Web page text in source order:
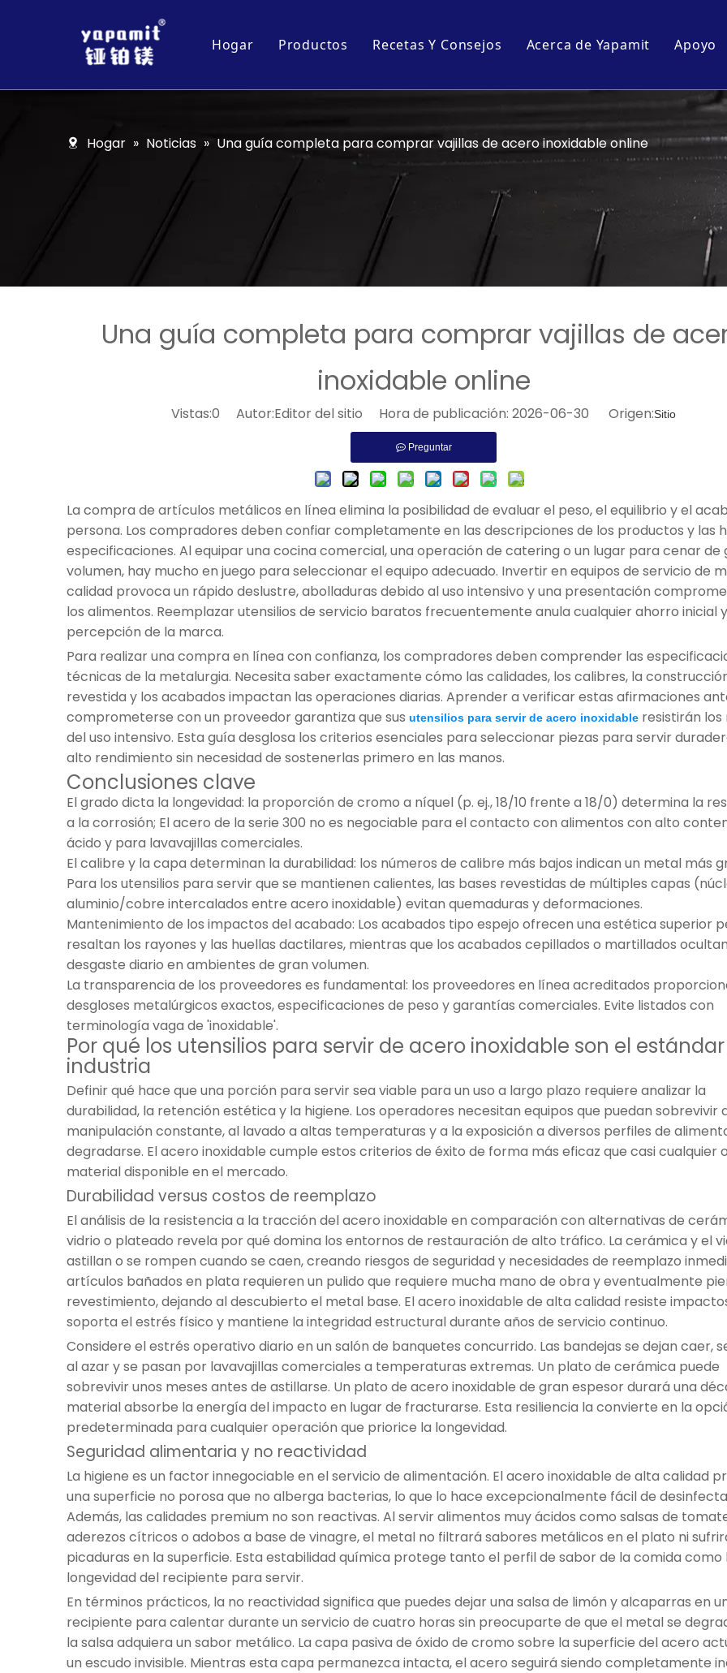
Hogar Productos
Carro de cocina y mesa
Serie de equipos de cocina
Serie de ollas y sartenes de cocina
Recetas Y Consejos Acerca de Yapamit Apoyo
Hogar » Noticias » Una guía completa para comprar vajillas de acero inoxidable online
Una guía completa para comprar vajillas de
inoxidable online
Vistas:0 Autor:Editor del sitio Hora de publicación: 2026-06-30 Origen:Sitio
Preguntar
La compra de artículos metálicos en línea elimina la posibilidad de evaluar el peso, el equilibrio y el
persona. Los compradores deben confiar completamente en las descripciones de los productos y las
especificaciones. Al equipar una cocina comercial, una operación de catering o un lugar para cenar de
volumen, hay mucho en juego para seleccionar el equipo adecuado. Invertir en equipos de servicio de
calidad provoca un rápido deslustre, abolladuras debido al uso intensivo y una presentación
los alimentos. Reemplazar utensilios de servicio baratos frecuentemente anula cualquier ahorro inicial
percepción de la marca.
Para realizar una compra en línea con confianza, los compradores deben comprender las
técnicas de la metalurgia. Necesita saber exactamente cómo las calidades, los calibres, la
revestida y los acabados impactan las operaciones diarias. Aprender a verificar estas afirmaciones
comprometerse con un proveedor garantiza que sus utensilios para servir de acero inoxidable resistirán los
del uso intensivo. Esta guía desglosa los criterios esenciales para seleccionar piezas para servir
alto rendimiento sin necesidad de sostenerlas primero en las manos.
Conclusiones clave
El grado dicta la longevidad: la proporción de cromo a níquel (p. ej., 18/10 frente a 18/0) determina la
a la corrosión; El acero de la serie 300 no es negociable para el contacto con alimentos con alto
ácido y para lavavajillas comerciales.
El calibre y la capa determinan la durabilidad: los números de calibre más bajos indican un metal más
Para los utensilios para servir que se mantienen calientes, las bases revestidas de múltiples capas
aluminio/cobre intercalados entre acero inoxidable) evitan quemaduras y deformaciones.
Mantenimiento de los impactos del acabado: Los acabados tipo espejo ofrecen una estética superior
resaltan los rayones y las huellas dactilares, mientras que los acabados cepillados o martillados
desgaste diario en ambientes de gran volumen.
La transparencia de los proveedores es fundamental: los proveedores en línea acreditados
desgloses metalúrgicos exactos, especificaciones de peso y garantías comerciales. Evite listados con
terminología vaga de 'inoxidable'.
Por qué los utensilios para servir de acero inoxidable son el
industria
Definir qué hace que una porción para servir sea viable para un uso a largo plazo requiere analizar la
durabilidad, la retención estética y la higiene. Los operadores necesitan equipos que puedan sobrevivir
manipulación constante, al lavado a altas temperaturas y a la exposición a diversos perfiles de
degradarse. El acero inoxidable cumple estos criterios de éxito de forma más eficaz que casi cualquier
material disponible en el mercado.
Durabilidad versus costos de reemplazo
El análisis de la resistencia a la tracción del acero inoxidable en comparación con alternativas de
vidrio o plateado revela por qué domina los entornos de restauración de alto tráfico. La cerámica y el
astillan o se rompen cuando se caen, creando riesgos de seguridad y necesidades de reemplazo
artículos bañados en plata requieren un pulido que requiere mucha mano de obra y eventualmente
revestimiento, dejando al descubierto el metal base. El acero inoxidable de alta calidad resiste
soporta el estrés físico y mantiene la integridad estructural durante años de servicio continuo.
Considere el estrés operativo diario en un salón de banquetes concurrido. Las bandejas se dejan caer,
al azar y se pasan por lavavajillas comerciales a temperaturas extremas. Un plato de cerámica puede
sobrevivir unos meses antes de astillarse. Un plato de acero inoxidable de gran espesor durará una
material absorbe la energía del impacto en lugar de fracturarse. Esta resiliencia la convierte en la
predeterminada para cualquier operación que priorice la longevidad.
Seguridad alimentaria y no reactividad
La higiene es un factor innegociable en el servicio de alimentación. El acero inoxidable de alta calidad
una superficie no porosa que no alberga bacterias, lo que lo hace excepcionalmente fácil de
Además, las calidades premium no son reactivas. Al servir alimentos muy ácidos como salsas de
aderezos cítricos o adobos a base de vinagre, el metal no filtrará sabores metálicos en el plato ni
picaduras en la superficie. Esta estabilidad química protege tanto el perfil de sabor de la comida como
longevidad del recipiente para servir.
En términos prácticos, la no reactividad significa que puedes dejar una salsa de limón y alcaparras en
recipiente para calentar durante un servicio de cuatro horas sin preocuparte de que el metal se
la salsa adquiera un sabor metálico. La capa pasiva de óxido de cromo sobre la superficie del acero
un escudo invisible. Mientras esta capa permanezca intacta, el acero seguirá siendo completamente